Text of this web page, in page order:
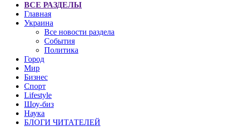
ВСЕ РАЗДЕЛЫ
Главная
Украина
Все новости раздела
События
Политика
Город
Мир
Бизнес
Спорт
Lifestyle
Шоу-биз
Наука
БЛОГИ ЧИТАТЕЛЕЙ